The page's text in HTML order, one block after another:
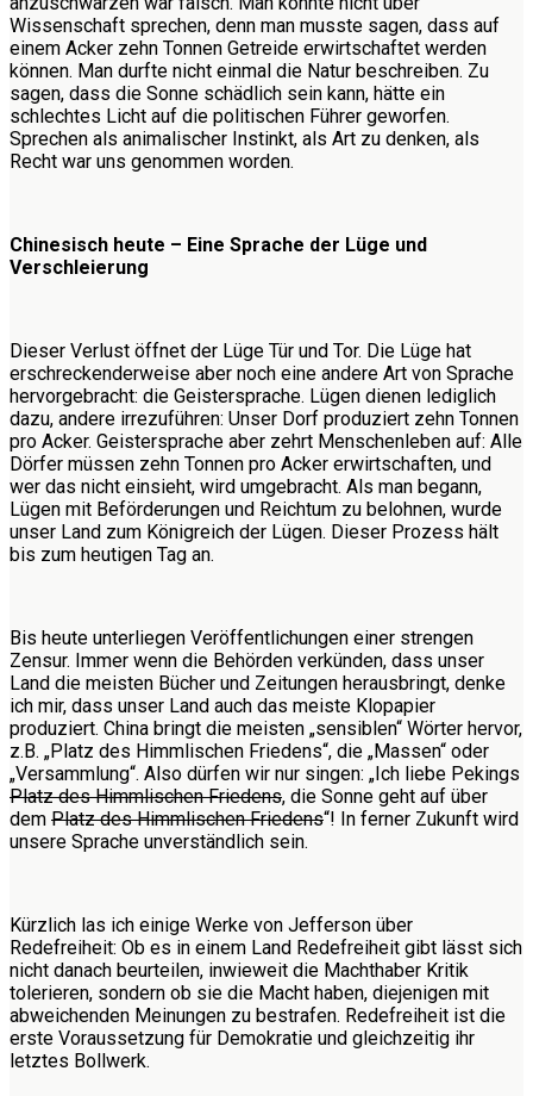
Wissenschaft sprechen, denn man musste sagen, dass auf
einem Acker zehn Tonnen Getreide erwirtschaftet werden
können. Man durfte nicht einmal die Natur beschreiben. Zu
sagen, dass die Sonne schädlich sein kann, hätte ein
schlechtes Licht auf die politischen Führer geworfen.
Sprechen als animalischer Instinkt, als Art zu denken, als
Recht war uns genommen worden.
Chinesisch heute – Eine Sprache der Lüge und
Verschleierung
Dieser Verlust öffnet der Lüge Tür und Tor. Die Lüge hat
erschreckenderweise aber noch eine andere Art von Sprache
hervorgebracht: die Geistersprache. Lügen dienen lediglich
dazu, andere irrezuführen: Unser Dorf produziert zehn Tonnen
pro Acker. Geistersprache aber zehrt Menschenleben auf: Alle
Dörfer müssen zehn Tonnen pro Acker erwirtschaften, und
wer das nicht einsieht, wird umgebracht. Als man begann,
Lügen mit Beförderungen und Reichtum zu belohnen, wurde
unser Land zum Königreich der Lügen. Dieser Prozess hält
bis zum heutigen Tag an.
Bis heute unterliegen Veröffentlichungen einer strengen
Zensur. Immer wenn die Behörden verkünden, dass unser
Land die meisten Bücher und Zeitungen herausbringt, denke
ich mir, dass unser Land auch das meiste Klopapier
produziert. China bringt die meisten „sensiblen“ Wörter hervor,
z.B. „Platz des Himmlischen Friedens“, die „Massen“ oder
„Versammlung“. Also dürfen wir nur singen: „Ich liebe Pekings
Platz des Himmlischen Friedens, die Sonne geht auf über
dem Platz des Himmlischen Friedens“! In ferner Zukunft wird
unsere Sprache unverständlich sein.
Kürzlich las ich einige Werke von Jefferson über
Redefreiheit: Ob es in einem Land Redefreiheit gibt lässt sich
nicht danach beurteilen, inwieweit die Machthaber Kritik
tolerieren, sondern ob sie die Macht haben, diejenigen mit
abweichenden Meinungen zu bestrafen. Redefreiheit ist die
erste Voraussetzung für Demokratie und gleichzeitig ihr
letztes Bollwerk.